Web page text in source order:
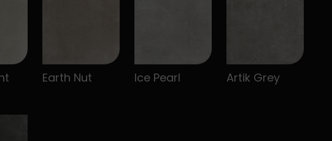
Earth Nut Ice Pearl Artik Grey